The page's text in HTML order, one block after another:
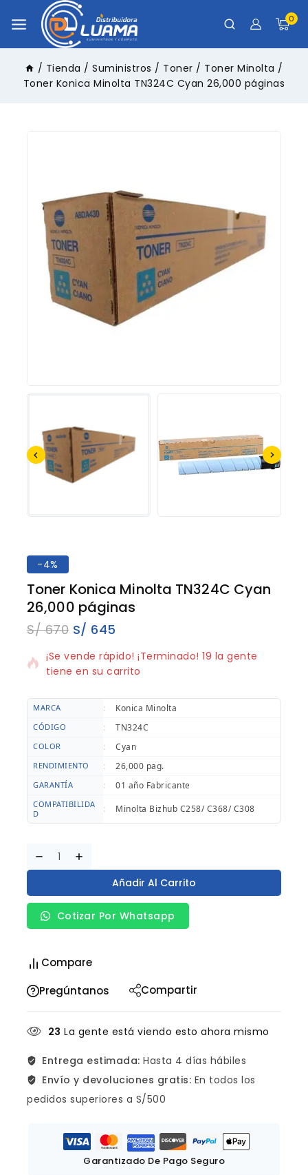
0
/ Tienda / Suministros / Toner / Toner Minolta /
Toner Konica Minolta TN324C Cyan 26,000 páginas
-4%
Toner Konica Minolta TN324C Cyan
26,000 páginas
S/670 S/ 645
10 productos vendidos en los últimos 8 horas
¡Se vende rápido! ¡Terminado! 19 la gente
tiene en su carrito
MARCA : Konica Minolta
CÓDIGO : TN324C
COLOR : Cyan
RENDIMIENTO : 26,000 pag.
GARANTÍA : 01 año Fabricante
COMPATIBILIDA
D
: Minolta Bizhub C258/ C368/ C308
Añadir Al Carrito
Cotizar Por Whatsapp
Compare
Pregúntanos
Compartir
23 La gente está viendo esto ahora mismo
Entrega estimada: Hasta 4 días hábiles
Envío y devoluciones gratis: En todos los
pedidos superiores a S/500
Garantizado De Pago Seguro